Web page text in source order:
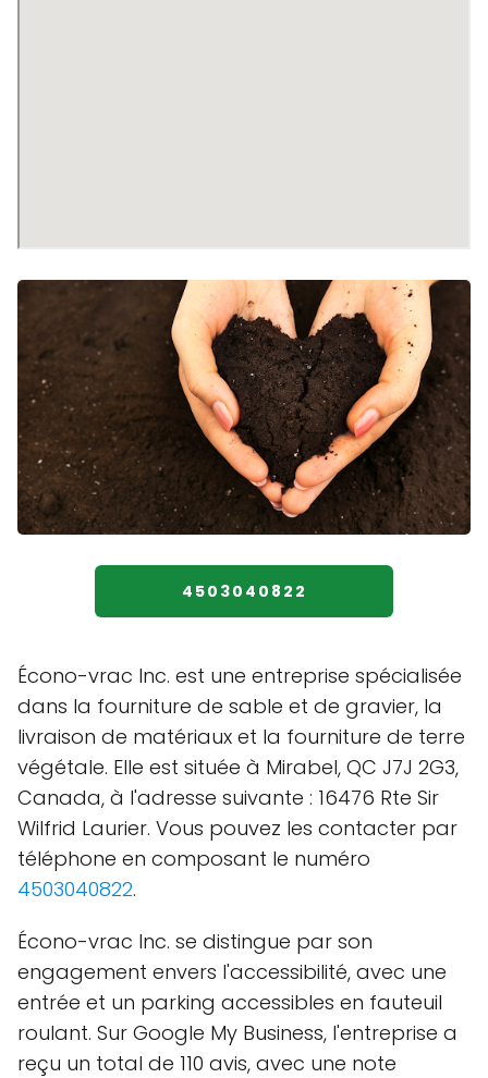
4503040822
Écono-vrac Inc. est une entreprise spécialisée
dans la fourniture de sable et de gravier, la
livraison de matériaux et la fourniture de terre
végétale. Elle est située à Mirabel, QC J7J 2G3,
Canada, à l'adresse suivante : 16476 Rte Sir
Wilfrid Laurier. Vous pouvez les contacter par
téléphone en composant le numéro
4503040822.
Écono-vrac Inc. se distingue par son
engagement envers l'accessibilité, avec une
entrée et un parking accessibles en fauteuil
roulant. Sur Google My Business, l'entreprise a
reçu un total de 110 avis, avec une note